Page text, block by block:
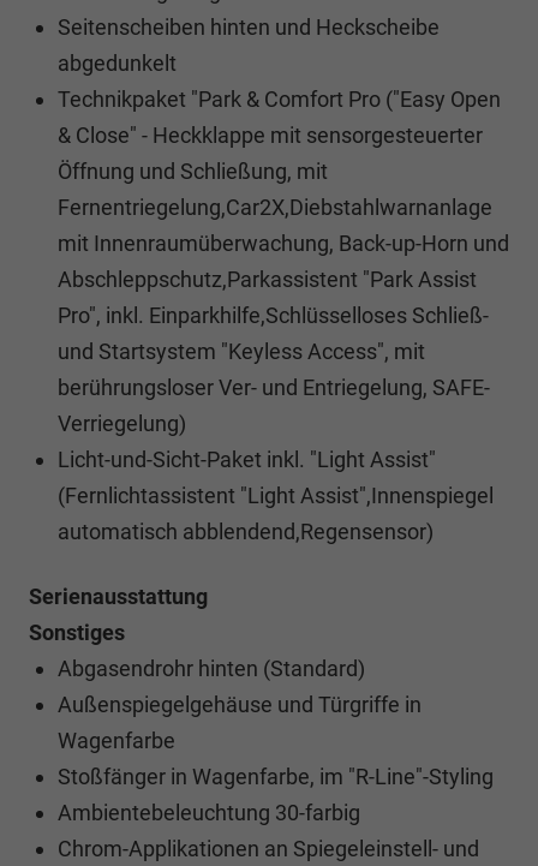
Seitenscheiben hinten und Heckscheibe
abgedunkelt
Technikpaket "Park & Comfort Pro ("Easy Open
& Close" - Heckklappe mit sensorgesteuerter
Öffnung und Schließung, mit
Fernentriegelung,Car2X,Diebstahlwarnanlage
mit Innenraumüberwachung, Back-up-Horn und
Abschleppschutz,Parkassistent "Park Assist
Pro", inkl. Einparkhilfe,Schlüsselloses Schließ-
und Startsystem "Keyless Access", mit
berührungsloser Ver- und Entriegelung, SAFE-
Verriegelung)
Licht-und-Sicht-Paket inkl. "Light Assist"
(Fernlichtassistent "Light Assist",Innenspiegel
automatisch abblendend,Regensensor)
Serienausstattung
Sonstiges
Abgasendrohr hinten (Standard)
Außenspiegelgehäuse und Türgriffe in
Wagenfarbe
Stoßfänger in Wagenfarbe, im "R-Line"-Styling
Ambientebeleuchtung 30-farbig
Chrom-Applikationen an Spiegeleinstell- und